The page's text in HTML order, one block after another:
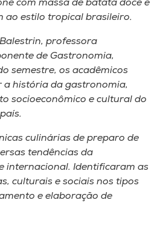
com massa de batata doce e
ao estilo tropical brasileiro.
professora
de Gastronomia,
semestre, os acadêmicos
a história da gastronomia,
socioeconômico e cultural do
culinárias de preparo de
tendências da
internacional. Identificaram as
culturais e sociais nos tipos
e elaboração de